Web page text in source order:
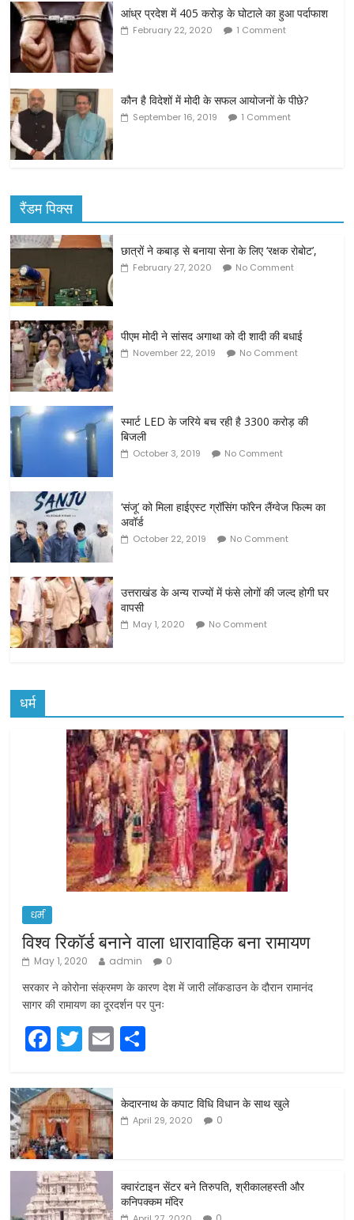
आंध्र प्रदेश में 405 करोड़ के घोटाले का हुआ पर्दाफाश
February 22, 2020 1 Comment
कौन है विदेशों में मोदी के सफल आयोजनों के पीछे?
September 16, 2019 1 Comment
रैंडम पिक्स
छात्रों ने कबाड़ से बनाया सेना के लिए ‘रक्षक रोबोट’,
February 27, 2020 No Comment
पीएम मोदी ने सांसद अगाथा को दी शादी की बधाई
November 22, 2019 No Comment
स्मार्ट LED के जरिये बच रही है 3300 करोड़ की
बिजली
October 3, 2019 No Comment
‘संजू’ को मिला हाईएस्ट ग्रॉसिंग फॉरेन लैंग्वेज फिल्म का
अवॉर्ड
October 22, 2019 No Comment
उत्तराखंड के अन्य राज्यों में फंसे लोगों की जल्द होगी घर
वापसी
May 1, 2020 No Comment
धर्म
धर्म
विश्व रिकॉर्ड बनाने वाला धारावाहिक बना रामायण
May 1, 2020 admin 0
सरकार ने कोरोना संक्रमण के कारण देश में जारी लॉकडाउन के दौरान रामानंद
सागर की रामायण का दूरदर्शन पर पुनः
F
a
c
e
b
o
o
T
w
itt
er
E
m
ai ar
e
केदारनाथ के कपाट विधि विधान के साथ खुले
April 29, 2020 0
क्वारंटाइन सेंटर बने तिरुपति, श्रीकालहस्ती और
कनिपक्कम मंदिर